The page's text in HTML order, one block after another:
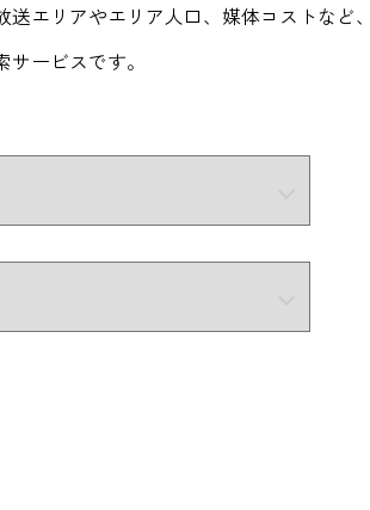
エリアやエリア人口、媒体コストなど
ービスです。